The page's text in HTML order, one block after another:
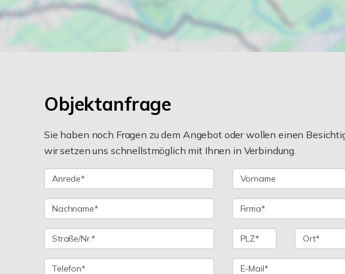
Objektanfrage
Sie haben noch Fragen zu dem Angebot oder wollen einen
wir setzen uns schnellstmöglich mit Ihnen in Verbindung.